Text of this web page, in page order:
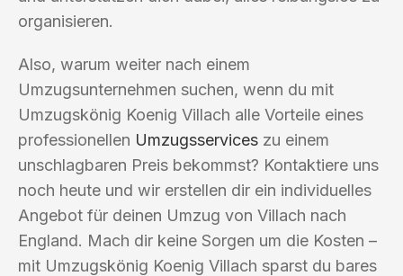
organisieren.
Also, warum weiter nach einem
Umzugsunternehmen suchen, wenn du mit
Umzugskönig Koenig Villach alle Vorteile eines
professionellen Umzugsservices zu einem
unschlagbaren Preis bekommst? Kontaktiere uns
noch heute und wir erstellen dir ein individuelles
Angebot für deinen Umzug von Villach nach
England. Mach dir keine Sorgen um die Kosten –
mit Umzugskönig Koenig Villach sparst du bares